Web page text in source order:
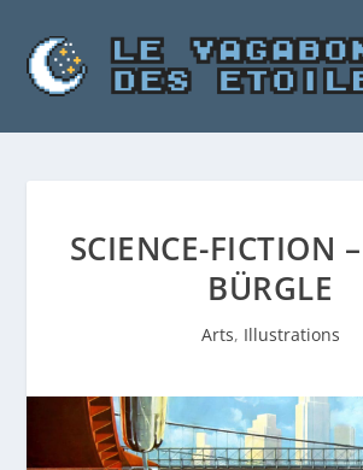
SCIENCE-FICTION
BÜRGLE
Arts, Illustrations